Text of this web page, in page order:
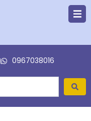
0967038016